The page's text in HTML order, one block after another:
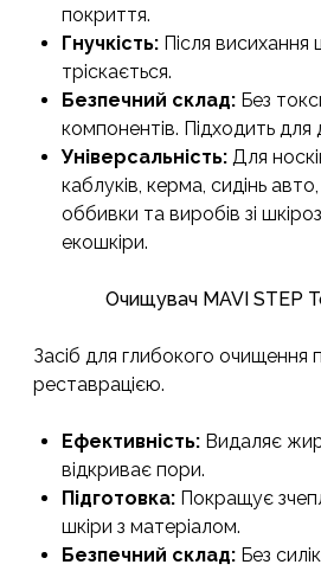
покриття.
Гнучкість: Після
тріскається.
Безпечний склад: Без
компонентів. Підходить для
Універсальність: Для
каблуків, керма, сидінь
оббивки та виробів зі
екошкіри.
Очищувач MAVI STEP
Засіб для глибокого очищення
реставрацією.
Ефективність: Видаляє
відкриває пори.
Підготовка: Покращує
шкіри з матеріалом.
Безпечний склад: Без